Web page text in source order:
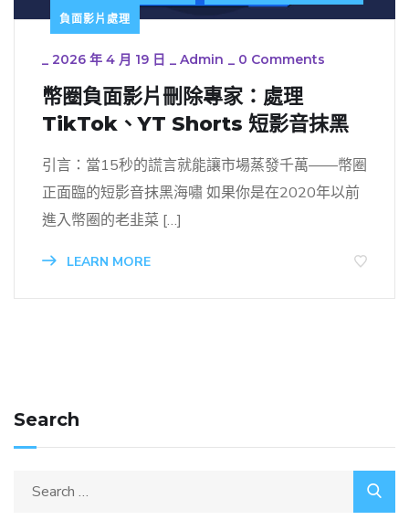
負面影片處理
_ 2026 年 4 月 19 日 _ Admin _ 0 Comments
幣圈負面影片刪除專家：處理
TikTok、YT Shorts 短影音抹黑
引言：當15秒的謊言就能讓市場蒸發千萬——幣圈
正面臨的短影音抹黑海嘯 如果你是在2020年以前
進入幣圈的老韭菜 […]
LEARN MORE
Search